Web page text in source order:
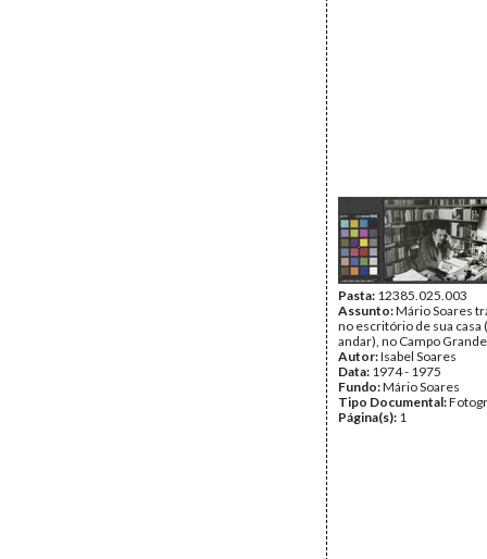
Pasta: 12385.025.003
Assunto:Mário Soares
no escritório de sua
andar), no Campo
Autor:Isabel Soares
Data: 1974 - 1975
Fundo:Mário Soares
Tipo Documental:
Página(s): 1